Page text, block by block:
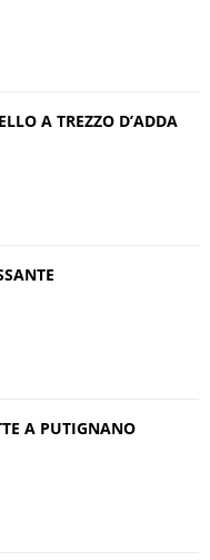
A TREZZO D’ADDA
A PUTIGNANO